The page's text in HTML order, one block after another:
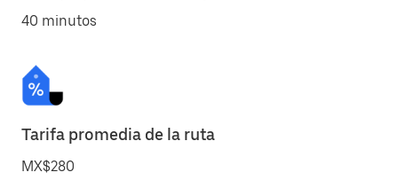
40 minutos
Tarifa promedia de la ruta
MX$280